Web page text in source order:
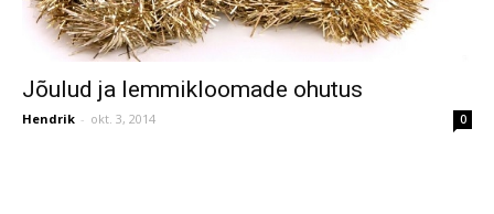
Jõulud ja lemmikloomade ohutus
Hendrik - okt. 3, 2014 0